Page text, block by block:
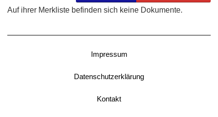
Auf ihrer Merkliste befinden sich keine Dokumente.
Impressum
Datenschutzerklärung
Kontakt